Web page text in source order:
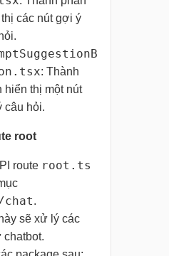
thị các nút gợi ý
: Thành
hiển thị một nút
câu hỏi.
root
route root.ts
chat.
sẽ xử lý các
chatbot.